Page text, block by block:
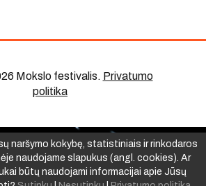
Mokslo festivalis. Privatumo
politika
naršymo kokybę, statistiniais ir rinkodaros
naudojame slapukus (angl. cookies). Ar
būtų naudojami informacijai apie Jūsų